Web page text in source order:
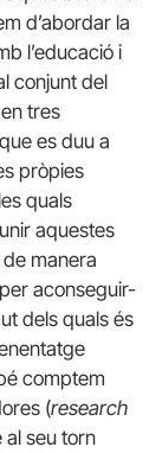
d’abordar la
l’educació i
conjunt del
tres
es duu a
pròpies
quals
aquestes
manera
aconseguir-
dels quals és
comptem
(research
seu torn